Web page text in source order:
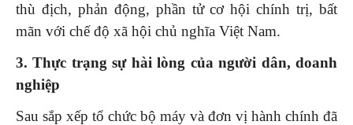
thù địch, phản động, phần tử cơ hội chính trị, bất
mãn với chế độ xã hội chủ nghĩa Việt Nam.
3. Thực trạng sự hài lòng của người dân, doanh
nghiệp
Sau sắp xếp tổ chức bộ máy và đơn vị hành chính đã